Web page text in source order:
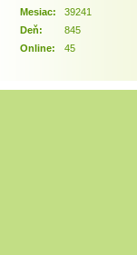
Online: 45
Mesiac:
39241
Deň:
845